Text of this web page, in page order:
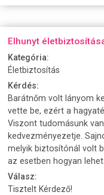
Elhunyt
Kategória:
Életbiztosítás
Kérdés:
Barátnőm volt lányom
vette be, ezért a
Viszont tudomásunk
kedvezményezetje.
melyik biztosítónál volt
az esetben hogyan
Válasz:
Tisztelt Kérdező!